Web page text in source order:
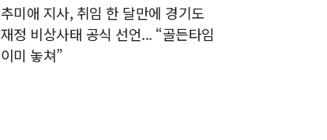
추미애 지사, 취임 한 달만에 경기도
재정 비상사태 공식 선언... “골든타임
이미 놓쳐”